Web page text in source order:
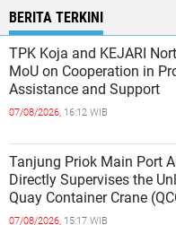
BERITA TERKINI
TPK Koja and KEJARI
MoU on Cooperation in
Assistance and Support
07/08/2026, 16:12 WIB
Tanjung Priok Main Port
Directly Supervises the
Quay Container Crane
Marimas Ship at the North
07/08/2026, 15:17 WIB